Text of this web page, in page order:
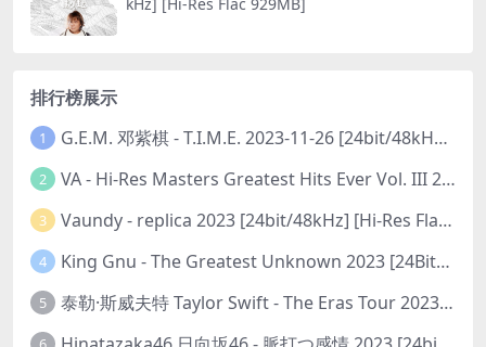
排行榜展示
1 G.E.M. 邓紫棋 - T.I.M.E. 2023-11-26 [24bit/48kHz] [Hi-Res Flac 313MB]
2 VA - Hi-Res Masters Greatest Hits Ever Vol. III 2023 [24Bit/192kHz] [Hi-Res Flac 10.5GB]
3 Vaundy - replica 2023 [24bit/48kHz] [Hi-Res Flac 1.6GB]
4 King Gnu - The Greatest Unknown 2023 [24Bit/48kHz] [Hi-Res Flac 752MB]
5 泰勒·斯威夫特 Taylor Swift - The Eras Tour 2023 [24bit/44.1kHz] [Hi-Res Flac 2.02GB]